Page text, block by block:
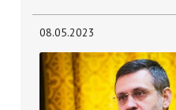
08.05.2023